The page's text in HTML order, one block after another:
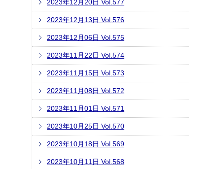
2023年12月20日 Vol.577
2023年12月13日 Vol.576
2023年12月06日 Vol.575
2023年11月22日 Vol.574
2023年11月15日 Vol.573
2023年11月08日 Vol.572
2023年11月01日 Vol.571
2023年10月25日 Vol.570
2023年10月18日 Vol.569
2023年10月11日 Vol.568